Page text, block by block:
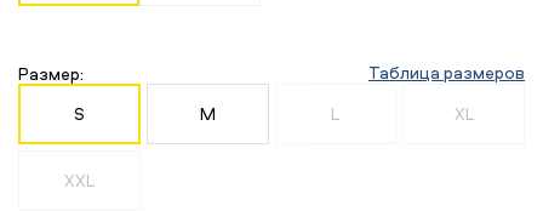
Размер:
Таблица размеров
S
M L XL
XXL